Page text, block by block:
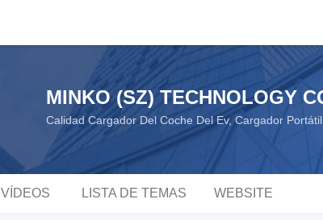
MINKO (SZ) TECHNOLOGY
Calidad Cargador Del Coche Del Ev, Cargador
VÍDEOS LISTA DE TEMAS WEBSITE